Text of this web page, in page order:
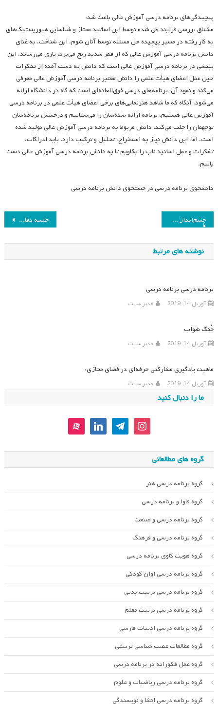
پیچیدگی‌های برنامه درسی آموزش عالی باعث شد:
مشتاق بررسی فرایند طی شده توسط این اساتید ممتاز و شناسایی هیوریستیک‌های
به کار رفته در مسیر پیچیده حل مسئله توسط آنان شوم. این شناخت، به غنای
دانش برنامه درسی آموزش عالی که از فقر شدید رنج می‌برد، یاری می‌رساند. این
بینشی در برنامه درسی آموزش عالی است که دانش به دست آمده از تفکرات
حین عمل اعضای هیأت علمی را دانش معتبر برنامه درسی آموزش عالی معرفی
می‌کند و نمود آن؛ برنامه‌های درسی فوق‌العاده‌ای است که گاه در دانشگاه ارائه
می‌شود. آنگاه که ما شاهد هنرنمایی‌های برخی اعضای هیأت علمی در برنامه درسی
آموزش عالی هستیم، برنامه ارائه شده‌شان را می‌ستاییم و درخشش برنامه‌شان
توجهمان را جلب می‌کند، دانش مربوط به برنامه درسی آموزش عالی تولید شده
است. اما، این دانش نیاز به استخراج، تحلیل و ترکیب دارد. باید ادراکات،
تفکرات و عمل اساتید ناب را بکاویم تا به دانش برنامه درسی آموزش عالی دست
یابیم.
دانشجوی برنامه درسی در جستجوی دانش برنامه درسی
راهبری
نوشته
جلسه دفاع کارشناسی ارشد چشم‌انداز عمل: تدریس به عنوان تصمیم‌گیری
نوشته های مرتبط
برنامه درسی برنامه درسی
آوریل 14, 2019 مدیر سایت
جُنگ شواب
آوریل 14, 2019 مدیر سایت
ماهیت یادگیری مشارکتی حرفه‌ای در فضای مجازی:
آوریل 14, 2019 مدیر سایت
ما را دنبال کنید
instagram
telegram
linkedin
aparat
گروه های مطالعاتی
گروه برنامه درسی هنر
گروه فاوا و برنامه درسی
گروه برنامه درسی و صنعت
گروه برنامه درسی و فرهنگ
گروه هویت کاوی برنامه درسی
گروه برنامه درسی اوان کودکی
گروه برنامه درسی تربیت بدنی
گروه برنامه درسی تربیت معلم
گروه برنامه درسی ادبیات فارسی
گروه مطالعات عصب شناسی تربیتی
گروه عمل فکورانه در برنامه درسی
گروه برنامه درسی ریاضیات و علوم
گروه برنامه درسی انشا و نویسندگی